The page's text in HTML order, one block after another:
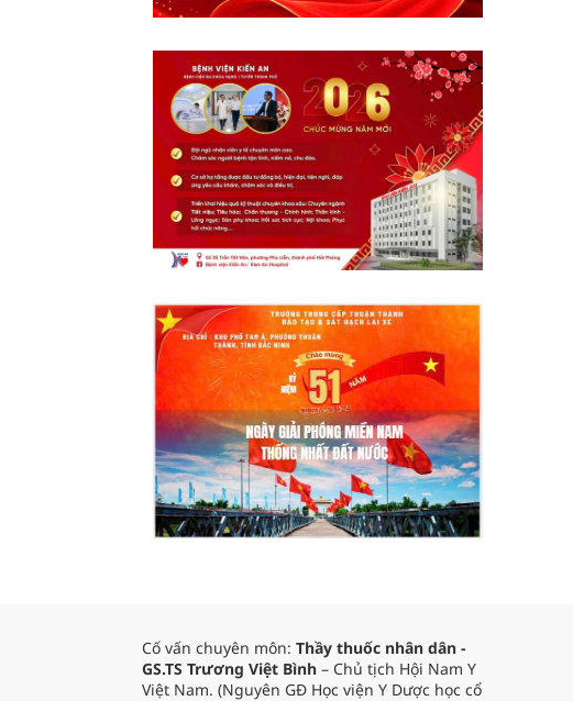
Cố vấn chuyên môn: Thầy thuốc nhân dân -
GS.TS Trương Việt Bình – Chủ tịch Hội Nam Y
Việt Nam. (Nguyên GĐ Học viện Y Dược học cổ